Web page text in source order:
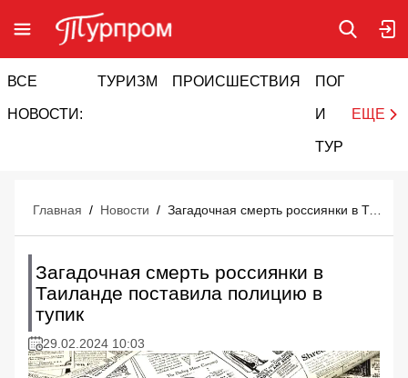
ВСЕ
НОВОСТИ:
ТУРИЗМ ПРОИСШЕСТВИЯ ПОГОДА
И
ТУРИЗМ
ЕЩЕ
Главная / Новости / Загадочная смерть россиянки в Таиланде поставила полицию в тупик
Загадочная смерть россиянки в
Таиланде поставила полицию в
тупик
29.02.2024 10:03